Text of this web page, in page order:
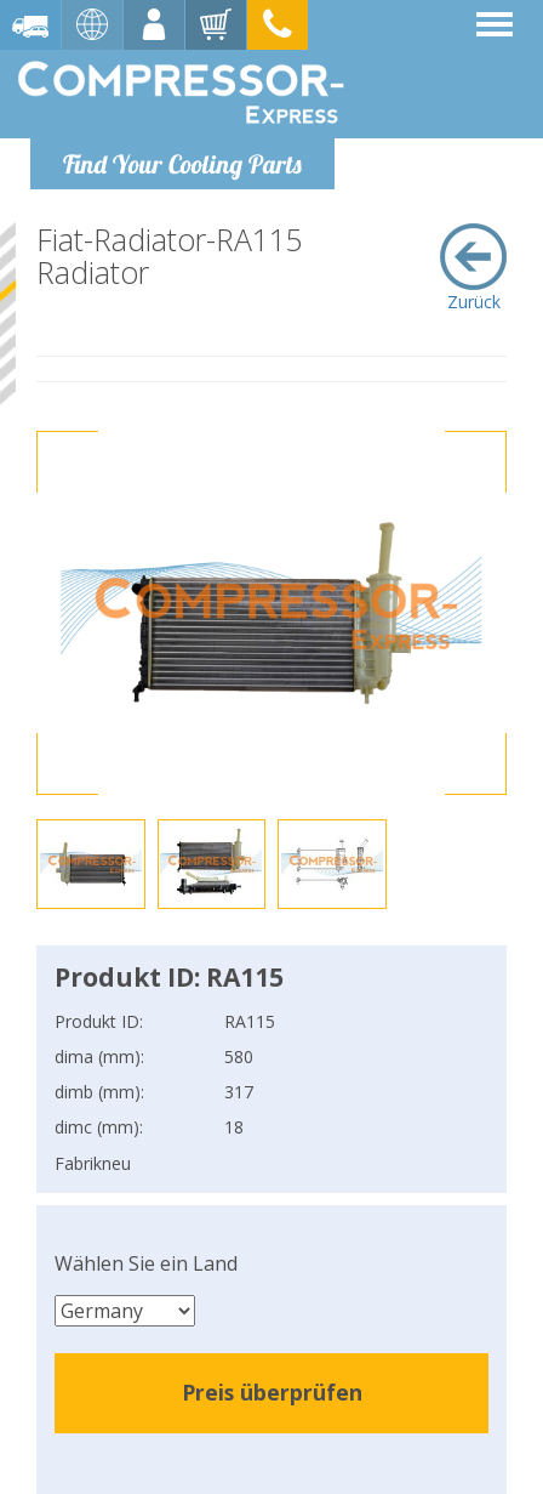
Find Your Cooling Parts
Zurück
Fiat-Radiator-RA115
Radiator
Produkt ID: RA115
Produkt ID:
RA115
dima (mm):
580
dimb (mm):
317
dimc (mm):
18
Fabrikneu
Wählen Sie ein Land
Preis überprüfen